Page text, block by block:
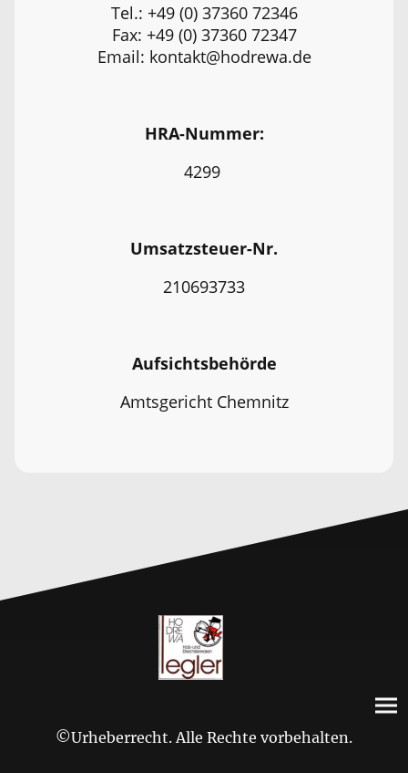
Tel.: +49 (0) 37360 72346
Fax: +49 (0) 37360 72347
Email: kontakt@hodrewa.de
HRA-Nummer:
4299
Umsatzsteuer-Nr.
210693733
Aufsichtsbehörde
Amtsgericht Chemnitz
©Urheberrecht. Alle Rechte vorbehalten.